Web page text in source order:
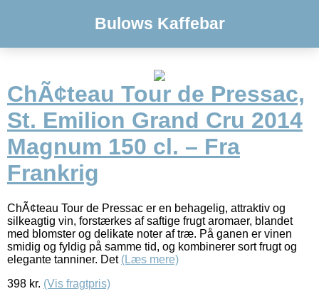
Bulows Kaffebar
ChÃ¢teau Tour de Pressac,
St. Emilion Grand Cru 2014
Magnum 150 cl. – Fra
Frankrig
ChÃ¢teau Tour de Pressac er en behagelig, attraktiv og
silkeagtig vin, forstærkes af saftige frugt aromaer, blandet
med blomster og delikate noter af træ. På ganen er vinen
smidig og fyldig på samme tid, og kombinerer sort frugt og
elegante tanniner. Det (Læs mere)
398 kr. (Vis fragtpris)